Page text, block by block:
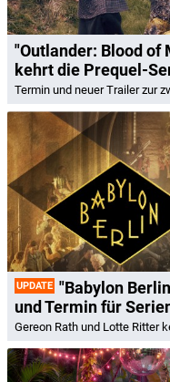
"Outlander: Blood of
kehrt die Prequel-
Termin und neuer Trailer zur
UPDATE "Babylon
und Termin für
Gereon Rath und Lotte Ritter